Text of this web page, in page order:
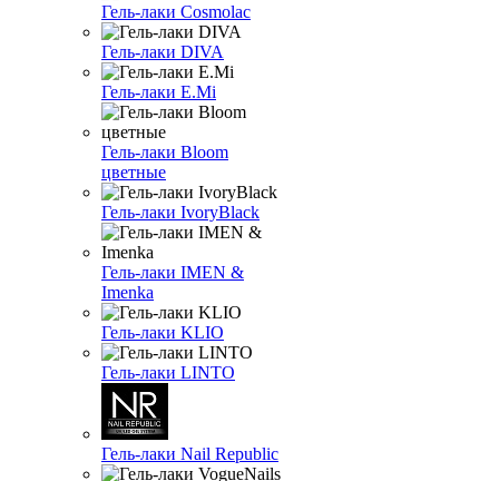
Гель-лаки Cosmolac
Гель-лаки DIVA
Гель-лаки E.Mi
Гель-лаки Bloom
цветные
Гель-лаки IvoryBlack
Гель-лаки IMEN &
Imenka
Гель-лаки KLIO
Гель-лаки LINTO
Гель-лаки Nail Republic